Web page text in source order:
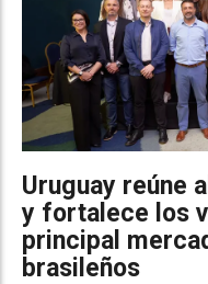
Uruguay reúne
y fortalece los
principal
brasileños